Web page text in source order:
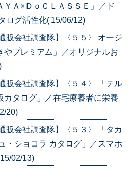
ＹＡ×ＤｏＣＬＡＳＳＥ」／ド
ログ活性化('15/06/12)
販会社調査隊】〈５５〉 オージ
やプレミアム」／オリジナルお
販会社調査隊】〈５４〉 「テル
カタログ」／在宅療養者に栄養
20)
販会社調査隊】〈５３〉 「タカ
・ショコラ カタログ」／スマホ
02/13)